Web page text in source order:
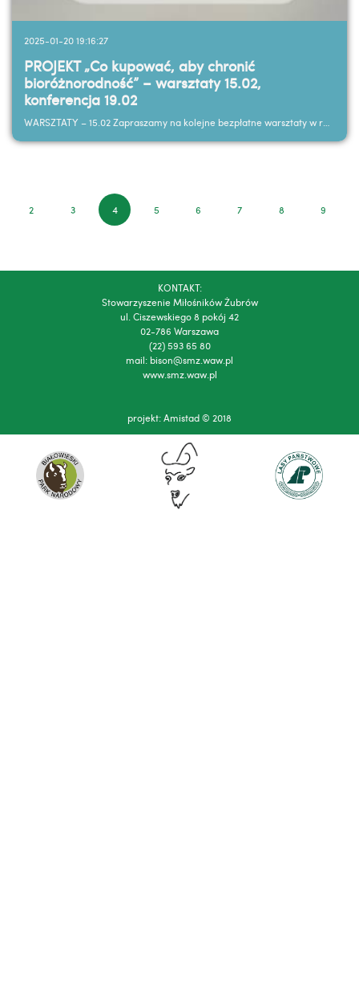
2025-01-20 19:16:27
PROJEKT „Co kupować, aby chronić
bioróżnorodność” – warsztaty 15.02,
konferencja 19.02
2 3 4 5 6 7 8 9
KONTAKT:
Stowarzyszenie Miłośników Żubrów
ul. Ciszewskiego 8 pokój 42
02-786 Warszawa
(22) 593 65 80
mail: bison@smz.waw.pl
www.smz.waw.pl
projekt:Amistad© 2018